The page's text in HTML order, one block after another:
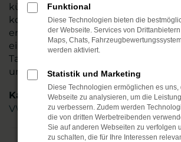
kümmern sich um Ihre Belange und
kompetent und stets individuell.
entscheiden, ob Ihr VW Touran ein
ein Gebrauchter sein soll und auch
Tageszulassungen oder
unserem Portfolio. Steigen Sie ein.
Kategorie
VW Touran Gebrauchtwagen
Funktional
Diese Technologien bieten die
der Webseite. Services von
Maps, Chats,
werden aktiviert.
Statistik und Marketing
Diese Technologien ermöglichen es
Webseite zu analysieren, um die
zu verbessern. Zudem werden
die von dritten Werbetreibenden
Sie auf anderen Webseiten zu verfolgen
zu schalten, die für Ihre Interessen